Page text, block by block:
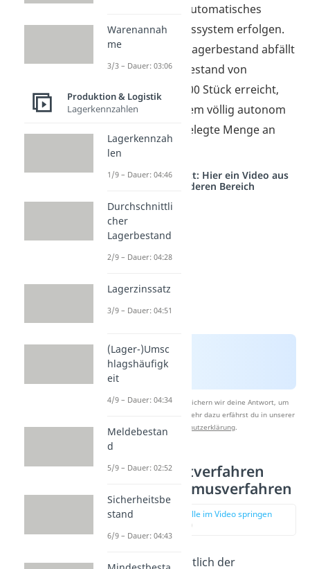
auch durch ein automatisches
Warenwirtschaftssystem erfolgen.
Sobald hier der Lagerbestand abfällt
und den Meldebestand von
beispielsweise 100 Stück erreicht,
bestellt das System völlig autonom
eine zuvor festgelegte Menge an
Waren.
Studyflix vernetzt: Hier ein Video aus
einem anderen Bereich
Nach Beantwortung speichern wir deine Antwort, um
Studyflix zu verbessern. Mehr dazu erfährst du in unserer
Datenschutzerklärung.
Bestellpunktverfahren
Bestellrhythmusverfahren
zur Stelle im Video springen
(00:12)
Worin liegt eigentlich der
Warenannah
me
3/3 – Dauer: 03:06
Produktion & Logistik
Lagerkennzahlen
Lagerkennzah
len
1/9 – Dauer: 04:46
Durchschnittli
cher
Lagerbestand
2/9 – Dauer: 04:28
Lagerzinssatz
3/9 – Dauer: 04:51
(Lager-)Umsc
hlagshäufigk
eit
4/9 – Dauer: 04:34
Meldebestan
d
5/9 – Dauer: 02:52
Sicherheitsbe
stand
6/9 – Dauer: 04:43